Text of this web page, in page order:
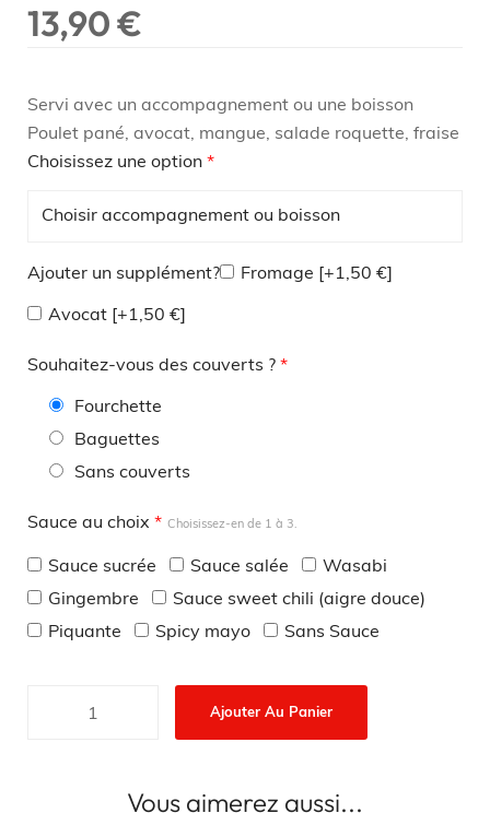
13,90€
Servi avec un accompagnement ou une boisson
Poulet pané, avocat, mangue, salade roquette, fraise
Choisissez une option *
Ajouter un supplément? Fromage [+1,50 €]
Avocat [+1,50 €]
Souhaitez-vous des couverts ? *
Fourchette
Baguettes
Sans couverts
Sauce au choix * Choisissez-en de 1 à 3.
Sauce sucrée Sauce salée
Wasabi
Gingembre
Sauce sweet chili (aigre douce)
Piquante
Spicy mayo Sans Sauce
Ajouter Au Panier
Vous aimerez aussi...